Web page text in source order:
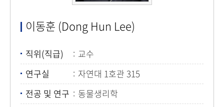
이동훈 (Dong Hun Lee)
직위(직급)
교수
연구실
자연대 1호관 315
전공 및 연구
동물생리학